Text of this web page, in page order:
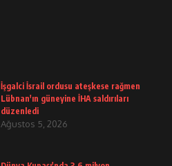
İşgalci İsrail ordusu ateşkese rağmen
Lübnan'ın güneyine İHA saldırıları
düzenledi
Ağustos 5, 2026